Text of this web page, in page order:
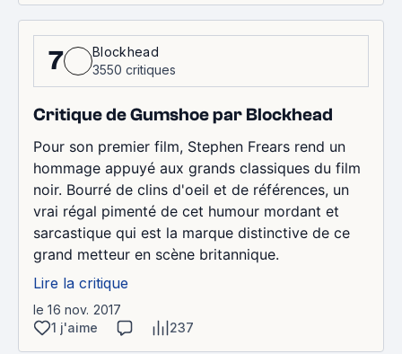
7
Blockhead
3550 critiques
Critique de Gumshoe par Blockhead
Pour son premier film, Stephen Frears rend un
hommage appuyé aux grands classiques du film
noir. Bourré de clins d'oeil et de références, un
vrai régal pimenté de cet humour mordant et
sarcastique qui est la marque distinctive de ce
grand metteur en scène britannique.
Lire la critique
le 16 nov. 2017
1 j'aime
237